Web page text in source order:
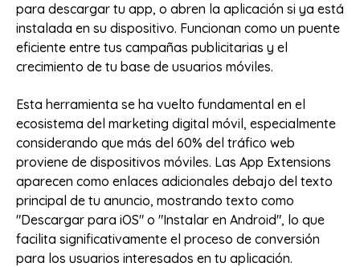
para descargar tu app, o abren la aplicación si ya está
instalada en su dispositivo. Funcionan como un puente
eficiente entre tus campañas publicitarias y el
crecimiento de tu base de usuarios móviles.
Esta herramienta se ha vuelto fundamental en el
ecosistema del marketing digital móvil, especialmente
considerando que más del 60% del tráfico web
proviene de dispositivos móviles. Las App Extensions
aparecen como enlaces adicionales debajo del texto
principal de tu anuncio, mostrando texto como
"Descargar para iOS" o "Instalar en Android", lo que
facilita significativamente el proceso de conversión
para los usuarios interesados en tu aplicación.